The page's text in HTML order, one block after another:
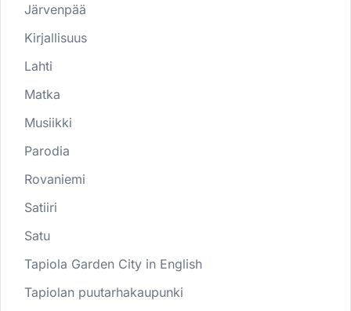
Järvenpää
Kirjallisuus
Lahti
Matka
Musiikki
Parodia
Rovaniemi
Satiiri
Satu
Tapiola Garden City in English
Tapiolan puutarhakaupunki